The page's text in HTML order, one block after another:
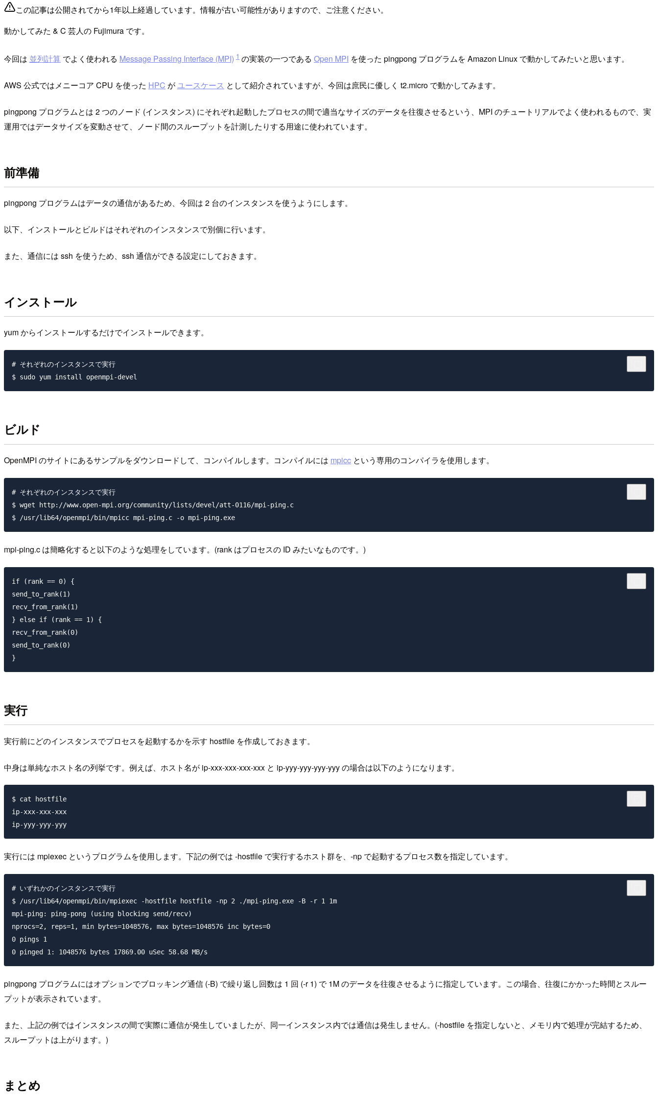
この記事は公開されてから1年以上経過しています。情報が古い可能性がありますので、ご注意ください。
動かしてみた & C 芸人の Fujimura です。
今回は 並列計算 でよく使われる Message Passing Interface (MPI) 1 の実装の一つである Open MPI を使った pingpong プログラムを Amazon Linux で動かしてみたいと思います。
AWS 公式ではメニーコア CPU を使った HPC がユースケース として紹介されていますが、今回は庶民に優しく t2.micro で動かしてみます。
pingpong プログラムとは 2 つのノード (インスタンス) にそれぞれ起動したプロセスの間で適当なサイズのデータを往復させるという、MPI のチュートリアルでよく使われるもので、実
運用ではデータサイズを変動させて、ノード間のスループットを計測したりする用途に使われています。
前準備
pingpong プログラムはデータの通信があるため、今回は 2 台のインスタンスを使うようにします。
以下、インストールとビルドはそれぞれのインスタンスで別個に行います。
また、通信には ssh を使うため、ssh 通信ができる設定にしておきます。
インストール
yum からインストールするだけでインストールできます。
# それぞれのインスタンスで実行
ビルド
OpenMPI のサイトにあるサンプルをダウンロードして、コンパイルします。コンパイルには mpicc という専用のコンパイラを使用します。
# それぞれのインスタンスで実行
$ wget http://www.open-mpi.org/community/lists/devel/att-0116/mpi-ping.c
mpi-ping.c は簡略化すると以下のような処理をしています。(rank はプロセスの ID みたいなものです。)
if (rank == 0) {
send_to_rank(1)
recv_from_rank(1)
} else if (rank == 1) {
recv_from_rank(0)
send_to_rank(0)
実行
実行前にどのインスタンスでプロセスを起動するかを示す hostfile を作成しておきます。
中身は単純なホスト名の列挙です。例えば、ホスト名が ip-xxx-xxx-xxx-xxx と ip-yyy-yyy-yyy-yyy の場合は以下のようになります。
$ cat hostfile
ip-xxx-xxx-xxx
実行には mpiexec というプログラムを使用します。下記の例では -hostfile で実行するホスト群を、-np で起動するプロセス数を指定しています。
# いずれかのインスタンスで実行
$ /usr/lib64/openmpi/bin/mpiexec -hostfile hostfile -np 2 ./mpi-ping.exe -B -r 1 1m
mpi-ping: ping-pong (using blocking send/recv)
nprocs=2, reps=1, min bytes=1048576, max bytes=1048576 inc bytes=0
0 pings 1
pingpong プログラムにはオプションでブロッキング通信 (-B) で繰り返し回数は 1 回 (-r 1) で 1M のデータを往復させるように指定しています。この場合、往復にかかった時間とスルー
プットが表示されています。
また、上記の例ではインスタンスの間で実際に通信が発生していましたが、同一インスタンス内では通信は発生しません。(-hostfile を指定しないと、メモリ内で処理が完結するため、
スループットは上がります。)
まとめ